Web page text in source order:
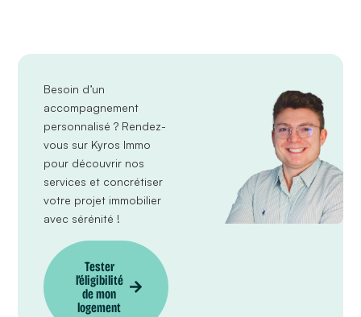
Besoin d’un
accompagnement
personnalisé ? Rendez-
vous sur Kyros Immo
pour découvrir nos
services et concrétiser
votre projet immobilier
avec sérénité !
Tester
l’éligibilité
de mon
logement